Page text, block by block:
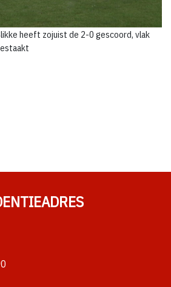
heeft zojuist de 2-0 gescoord, vlak